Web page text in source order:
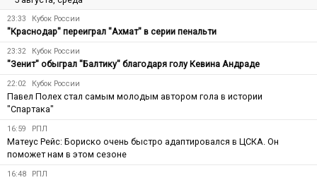
23:33 Кубок России
"Краснодар" переиграл "Ахмат" в серии пенальти
23:32 Кубок России
"Зенит" обыграл "Балтику" благодаря голу Кевина Андраде
22:02 Кубок России
Павел Полех стал самым молодым автором гола в истории
"Спартака"
16:59 РПЛ
Матеус Рейс: Бориско очень быстро адаптировался в ЦСКА. Он
поможет нам в этом сезоне
16:48 РПЛ